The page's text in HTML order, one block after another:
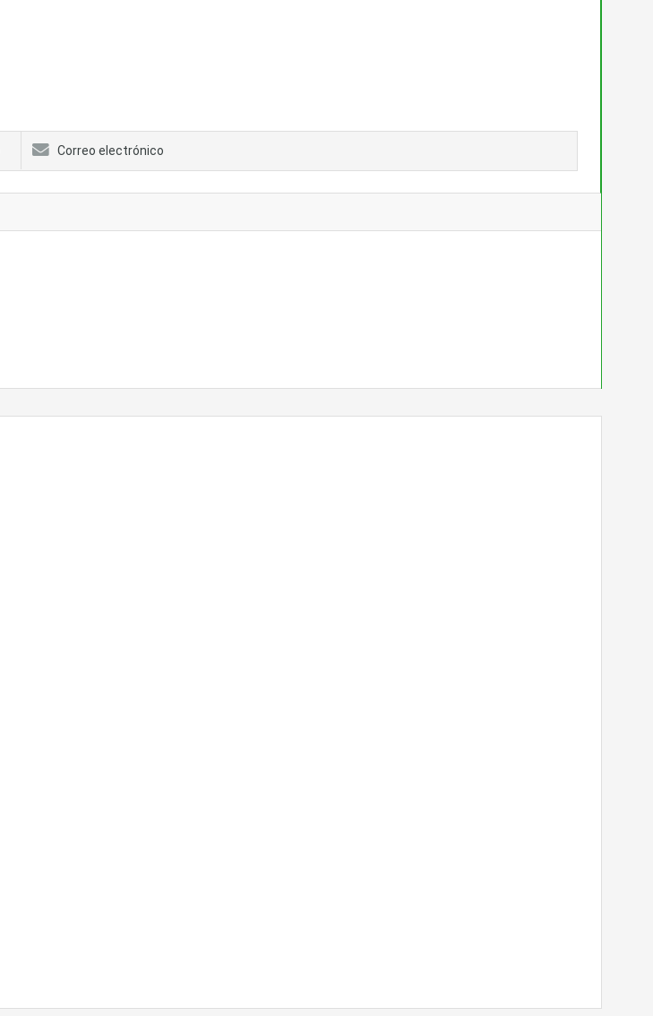
Correo electrónico